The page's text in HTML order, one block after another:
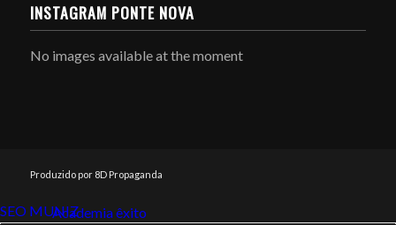
INSTAGRAM PONTE NOVA
No images available at the moment
Produzido por 8D Propaganda
SEO MUNIZ
Link112Academia êxito